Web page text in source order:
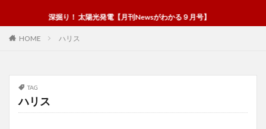
深掘り！ 太陽光発電【月刊Newsがわかる９月号】
HOME ハリス
TAG
ハリス